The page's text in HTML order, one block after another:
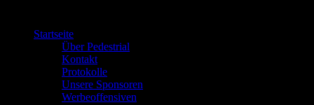
Startseite
Über Pedestrial
Kontakt
Protokolle
Unsere Sponsoren
Werbeoffensiven